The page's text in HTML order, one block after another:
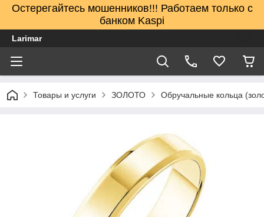
Остерегайтесь мошенников!!! Работаем только с
банком Kaspi
Larimar
Товары и услуги ЗОЛОТО Обручальные кольца